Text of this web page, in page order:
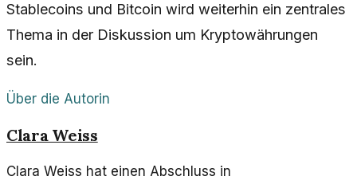
Stablecoins und Bitcoin wird weiterhin ein zentrales
Thema in der Diskussion um Kryptowährungen
sein.
Über die Autorin
Clara Weiss
Clara Weiss hat einen Abschluss in